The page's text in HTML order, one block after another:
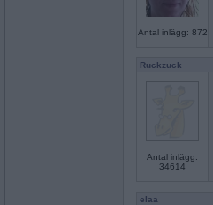
Antal inlägg: 872
Ruckzuck
Antal inlägg:
34614
elaa